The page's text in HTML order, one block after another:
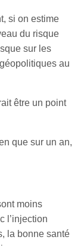
si on estime
du risque
sur les
au
être un point
que sur un an,
moins
l’injection
la bonne santé